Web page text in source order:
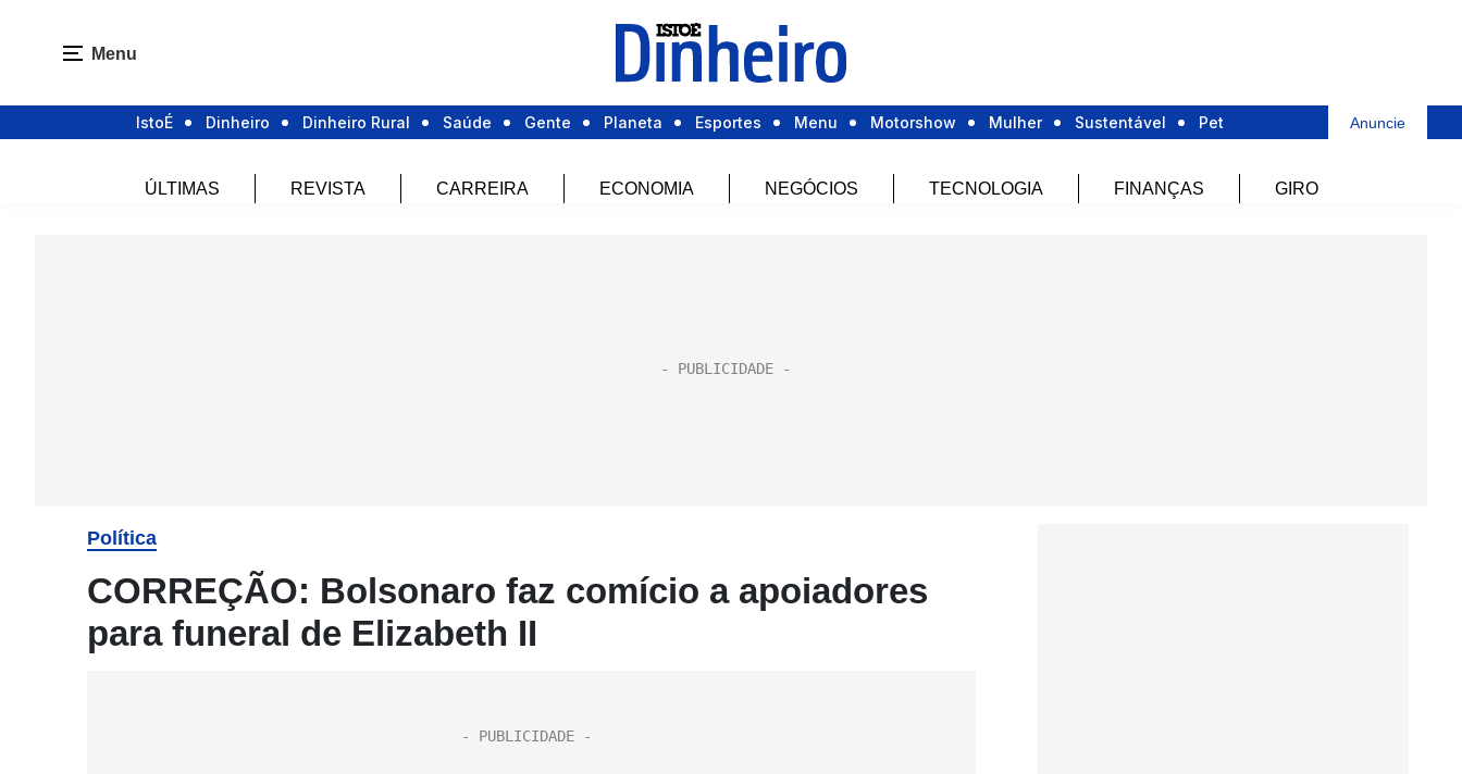
Menu
IstoÉ Dinheiro Dinheiro Rural Saúde Gente Planeta Esportes Menu Motorshow Mulher Sustentável Pet Anuncie
ÚLTIMAS REVISTA CARREIRA ECONOMIA NEGÓCIOS TECNOLOGIA FINANÇAS GIRO
Política
CORREÇÃO: Bolsonaro faz comício a apoiadores
para funeral de Elizabeth II